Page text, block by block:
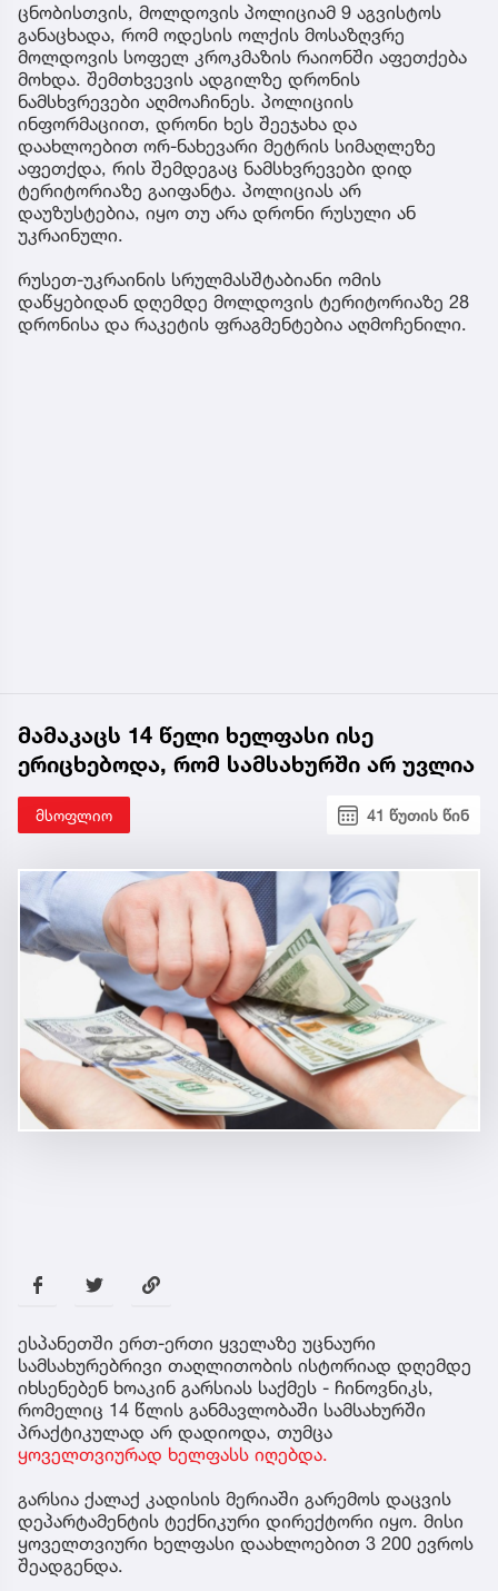
ცნობისთვის, მოლდოვის პოლიციამ 9 აგვისტოს
განაცხადა, რომ ოდესის ოლქის მოსაზღვრე
მოლდოვის სოფელ კროკმაზის რაიონში აფეთქება
მოხდა. შემთხვევის ადგილზე დრონის
ნამსხვრევები აღმოაჩინეს. პოლიციის
ინფორმაციით, დრონი ხეს შეეჯახა და
დაახლოებით ორ-ნახევარი მეტრის სიმაღლეზე
აფეთქდა, რის შემდეგაც ნამსხვრევები დიდ
ტერიტორიაზე გაიფანტა. პოლიციას არ
დაუზუსტებია, იყო თუ არა დრონი რუსული ან
უკრაინული.
რუსეთ-უკრაინის სრულმასშტაბიანი ომის
დაწყებიდან დღემდე მოლდოვის ტერიტორიაზე 28
დრონისა და რაკეტის ფრაგმენტებია აღმოჩენილი.
მამაკაცს 14 წელი ხელფასი ისე
ერიცხებოდა, რომ სამსახურში არ უვლია
მსოფლიო 41 წუთის წინ
ესპანეთში ერთ-ერთი ყველაზე უცნაური
სამსახურებრივი თაღლითობის ისტორიად დღემდე
იხსენებენ ხოაკინ გარსიას საქმეს - ჩინოვნიკს,
რომელიც 14 წლის განმავლობაში სამსახურში
პრაქტიკულად არ დადიოდა, თუმცა
ყოველთვიურად ხელფასს იღებდა.
გარსია ქალაქ კადისის მერიაში გარემოს დაცვის
დეპარტამენტის ტექნიკური დირექტორი იყო. მისი
ყოველთვიური ხელფასი დაახლოებით 3 200 ევროს
შეადგენდა.